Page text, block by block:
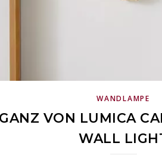
WANDLAMPE
VON LUMICA
WALL